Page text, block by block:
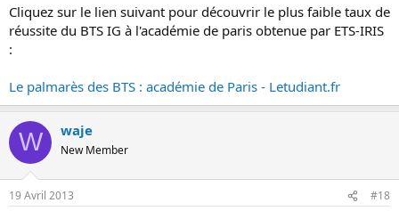
Cliquez sur le lien suivant pour découvrir le plus faible taux de
réussite du BTS IG à l'académie de paris obtenue par ETS-IRIS
:
Le palmarès des BTS : académie de Paris - Letudiant.fr
W waje
New Member
19 Avril 2013 #18